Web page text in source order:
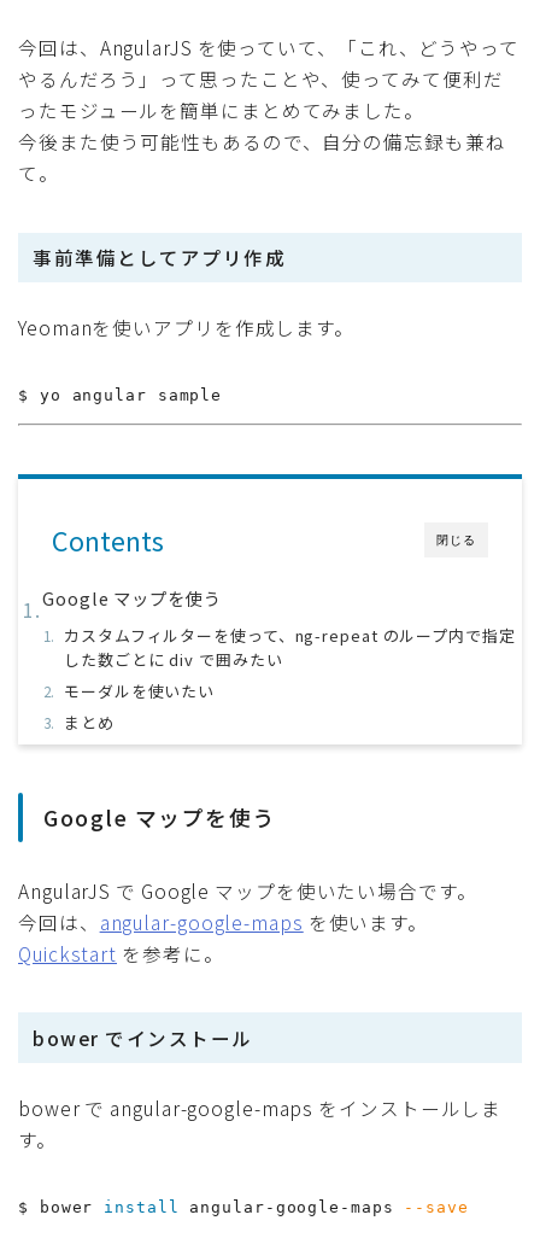
今回は、AngularJS を使っていて、「これ、どうやって
やるんだろう」って思ったことや、使ってみて便利だ
ったモジュールを簡単にまとめてみました。
今後また使う可能性もあるので、自分の備忘録も兼ね
て。
事前準備としてアプリ作成
Yeomanを使いアプリを作成します。
$ yo angular sample
閉じる
Contents
Google マップを使う
カスタムフィルターを使って、ng-repeat のループ内で指定
した数ごとに div で囲みたい
モーダルを使いたい
まとめ
Google マップを使う
AngularJS で Google マップを使いたい場合です。
今回は、 angular-google-maps を使います。
Quickstart を参考に。
bower でインストール
bower で angular-google-maps をインストールしま
す。
$ bower install angular-google-maps --save